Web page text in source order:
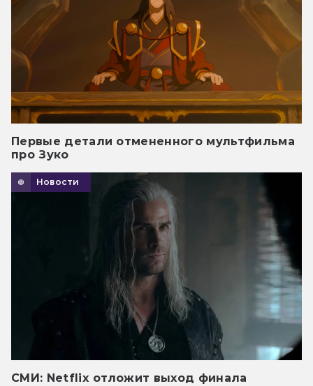
Первые детали отмененного мультфильма
про Зуко
Новости
СМИ: Netflix отложит выход финала